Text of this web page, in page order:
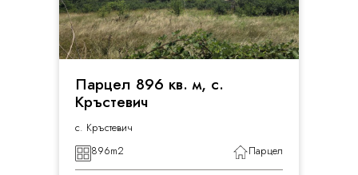
Парцел 896 кв. м, с.
Кръстевич
с. Кръстевич
896m2 Парцел